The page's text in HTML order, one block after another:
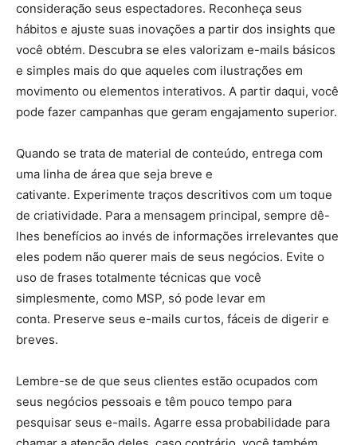
consideração seus espectadores. Reconheça seus
hábitos e ajuste suas inovações a partir dos insights que
você obtém. Descubra se eles valorizam e-mails básicos
e simples mais do que aqueles com ilustrações em
movimento ou elementos interativos. A partir daqui, você
pode fazer campanhas que geram engajamento superior.
Quando se trata de material de conteúdo, entrega com
uma linha de área que seja breve e
cativante. Experimente traços descritivos com um toque
de criatividade. Para a mensagem principal, sempre dê-
lhes benefícios ao invés de informações irrelevantes que
eles podem não querer mais de seus negócios. Evite o
uso de frases totalmente técnicas que você
simplesmente, como MSP, só pode levar em
conta. Preserve seus e-mails curtos, fáceis de digerir e
breves.
Lembre-se de que seus clientes estão ocupados com
seus negócios pessoais e têm pouco tempo para
pesquisar seus e-mails. Agarre essa probabilidade para